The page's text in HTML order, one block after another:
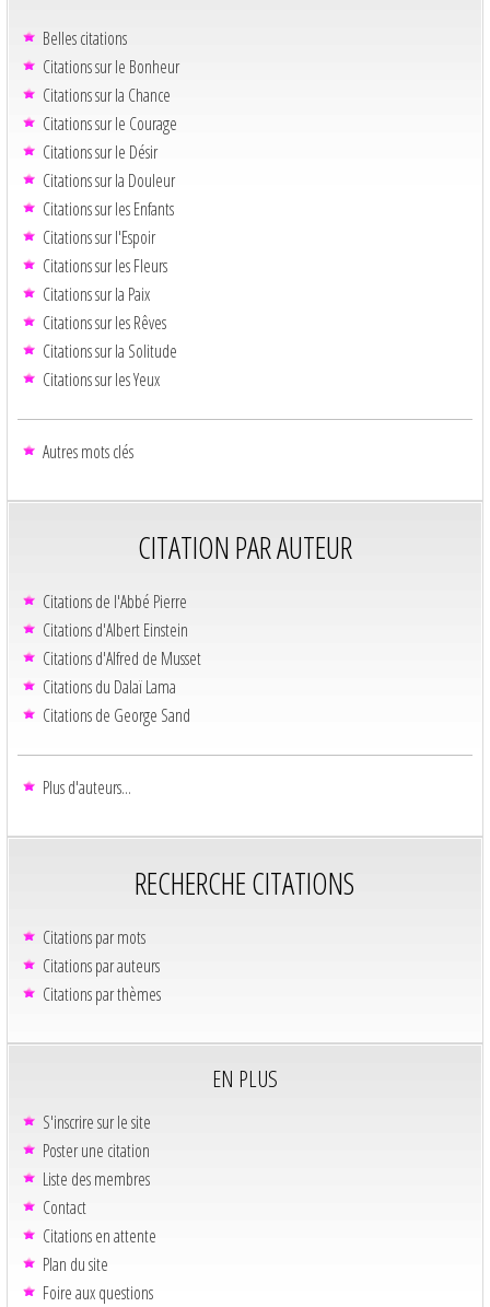
Belles citations
Citations sur le Bonheur
Citations sur la Chance
Citations sur le Courage
Citations sur le Désir
Citations sur la Douleur
Citations sur les Enfants
Citations sur l'Espoir
Citations sur les Fleurs
Citations sur la Paix
Citations sur les Rêves
Citations sur la Solitude
Citations sur les Yeux
Autres mots clés
CITATION PAR AUTEUR
Citations de l'Abbé Pierre
Citations d'Albert Einstein
Citations d'Alfred de Musset
Citations du Dalaï Lama
Citations de George Sand
Plus d'auteurs...
RECHERCHE CITATIONS
Citations par mots
Citations par auteurs
Citations par thèmes
EN PLUS
S'inscrire sur le site
Poster une citation
Liste des membres
Contact
Citations en attente
Plan du site
Foire aux questions